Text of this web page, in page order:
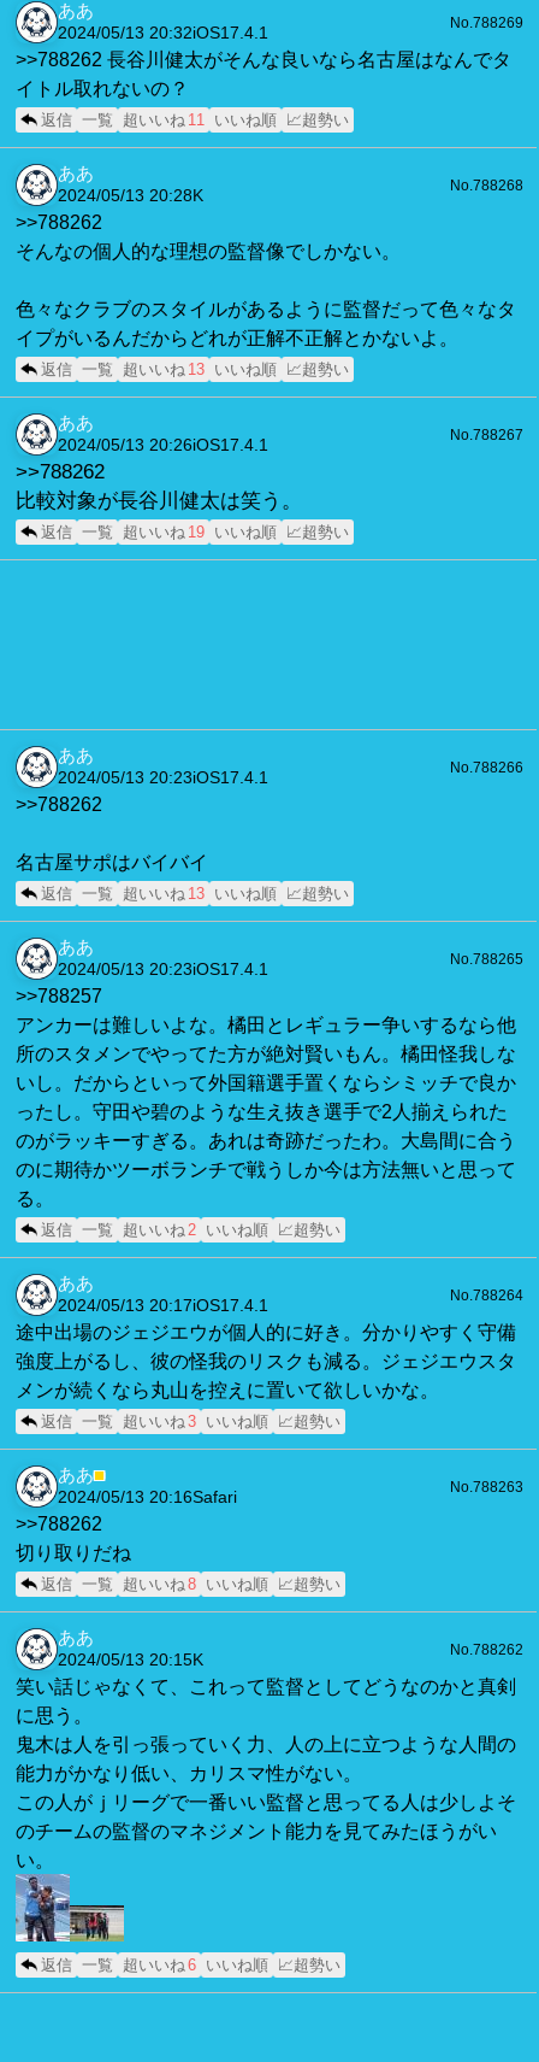
ああ
2024/05/13 20:32iOS17.4.1
No.788269
>>788262 長谷川健太がそんな良いなら名古屋はなんでタ
イトル取れないの？
返信 一覧 超いいね 11 いいね順 📈超勢い
ああ
2024/05/13 20:28 K
No.788268
>>788262
そんなの個人的な理想の監督像でしかない。
色々なクラブのスタイルがあるように監督だって色々なタ
イプがいるんだからどれが正解不正解とかないよ。
返信 一覧 超いいね 13 いいね順 📈超勢い
ああ
2024/05/13 20:26iOS17.4.1
No.788267
>>788262
比較対象が長谷川健太は笑う。
返信 一覧 超いいね 19 いいね順 📈超勢い
ああ
2024/05/13 20:23iOS17.4.1
No.788266
>>788262
名古屋サポはバイバイ
返信 一覧 超いいね 13 いいね順 📈超勢い
ああ
2024/05/13 20:23iOS17.4.1
No.788265
>>788257
アンカーは難しいよな。橘田とレギュラー争いするなら他
所のスタメンでやってた方が絶対賢いもん。橘田怪我しな
いし。だからといって外国籍選手置くならシミッチで良か
ったし。守田や碧のような生え抜き選手で2人揃えられた
のがラッキーすぎる。あれは奇跡だったわ。大島間に合う
のに期待かツーボランチで戦うしか今は方法無いと思って
る。
返信 一覧 超いいね2 いいね順 📈超勢い
ああ
2024/05/13 20:17iOS17.4.1
No.788264
途中出場のジェジエウが個人的に好き。分かりやすく守備
強度上がるし、彼の怪我のリスクも減る。ジェジエウスタ
メンが続くなら丸山を控えに置いて欲しいかな。
返信 一覧 超いいね3 いいね順 📈超勢い
ああ■
2024/05/13 20:16Safari
No.788263
>>788262
切り取りだね
返信 一覧 超いいね8 いいね順 📈超勢い
ああ
2024/05/13 20:15K
No.788262
笑い話じゃなくて、これって監督としてどうなのかと真剣
に思う。
鬼木は人を引っ張っていく力、人の上に立つような人間の
能力がかなり低い、カリスマ性がない。
この人がｊリーグで一番いい監督と思ってる人は少しよそ
のチームの監督のマネジメント能力を見てみたほうがい
い。
返信 一覧 超いいね6 いいね順 📈超勢い